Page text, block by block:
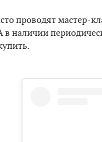
проводят мастер-
наличии